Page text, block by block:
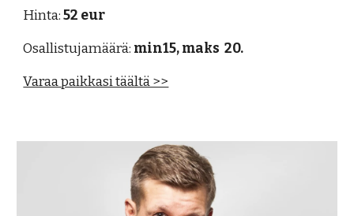
Hinta:52 eur
Osallistujamäärä: min15, maks 20.
Varaa paikkasi täältä >>